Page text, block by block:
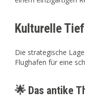
Kulturelle
Die strategische
Flughafen für eine
🌟 Das antike